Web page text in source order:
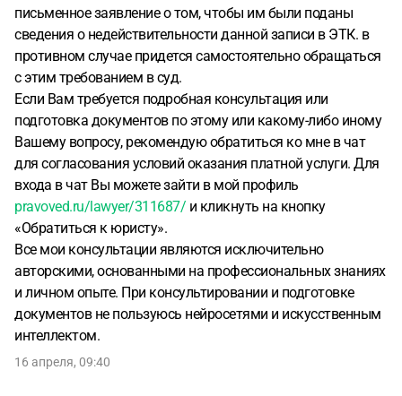
данные эти об отмене приёма, были переданы в сфр.
письменное заявление о том, чтобы им были поданы
сведения о недействительности данной записи в ЭТК. в
противном случае придется самостоятельно обращаться
с этим требованием в суд.
Если Вам требуется подробная консультация или
подготовка документов по этому или какому-либо иному
Вашему вопросу, рекомендую обратиться ко мне в чат
для согласования условий оказания платной услуги. Для
входа в чат Вы можете зайти в мой профиль
pravoved.ru/lawyer/311687/ и кликнуть на кнопку
«Обратиться к юристу».
Все мои консультации являются исключительно
авторскими, основанными на профессиональных знаниях
и личном опыте. При консультировании и подготовке
документов не пользуюсь нейросетями и искусственным
интеллектом.
16 апреля, 09:40